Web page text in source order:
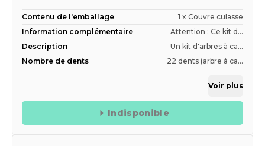
Contenu de l'emballage
1 x Couvre culasse
Information complémentaire
Attention : Ce kit d...
Description
Un kit d'arbres à ca...
Nombre de dents
22 dents (arbre à ca...
Voir plus
Indisponible